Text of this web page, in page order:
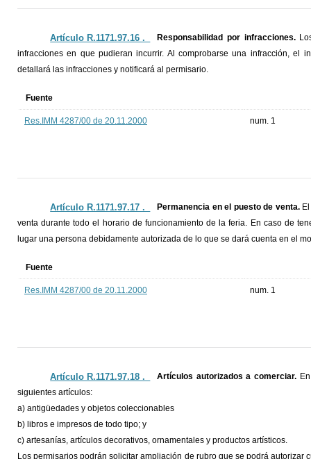
Artículo R.1171.97.16 ._ Responsabilidad por infracciones.
infracciones en que pudieran incurrir. Al comprobarse una infracción, el
detallará las infracciones y notificará al permisario.
Fuente
Res.IMM 4287/00 de 20.11.2000 num. 1
Artículo R.1171.97.17 ._ Permanencia en el puesto de venta.
venta durante todo el horario de funcionamiento de la feria. En caso de
lugar una persona debidamente autorizada de lo que se dará cuenta en el
Fuente
Res.IMM 4287/00 de 20.11.2000 num. 1
Artículo R.1171.97.18 ._ Artículos autorizados a comerciar.
siguientes artículos:
a) antigüedades y objetos coleccionables
b) libros e impresos de todo tipo; y
c) artesanías, artículos decorativos, ornamentales y productos artísticos.
Los permisarios podrán solicitar ampliación de rubro que se podrá autorizar